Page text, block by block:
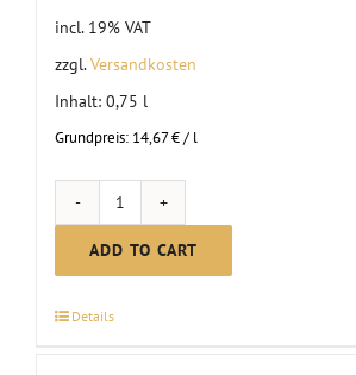
incl. 19% VAT
zzgl.Versandkosten
Inhalt: 0,75 l
Grundpreis: 14,67€/ l
Zero
Sparkling
-
ADD TO CART
Details